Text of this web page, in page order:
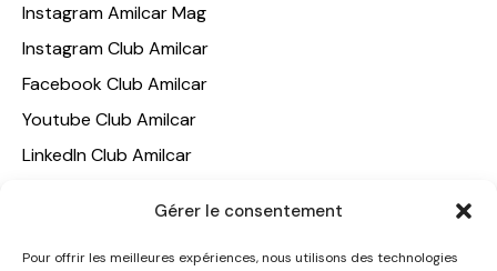
Gérer le consentement
Pour offrir les meilleures expériences, nous utilisons des technologies
Instagram Amilcar Mag
Instagram Club Amilcar
Facebook Club Amilcar
Youtube Club Amilcar
LinkedIn Club Amilcar
NOTRE GROUPE
ACCUEIL